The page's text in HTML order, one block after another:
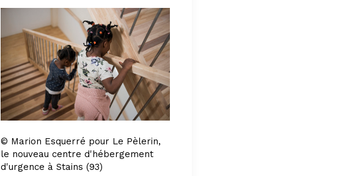
© Marion Esquerré pour Le Pèlerin,
le nouveau centre d'hébergement
d'urgence à Stains (93)